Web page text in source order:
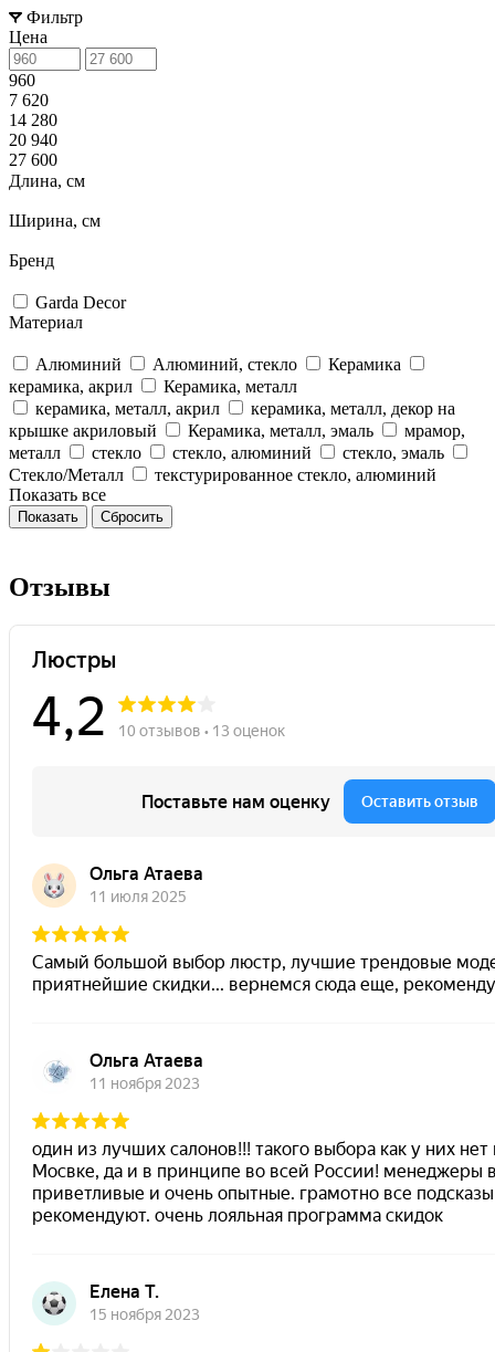
Фильтр
Цена
960
7 620
14 280
20 940
27 600
Длина, см
Ширина, см
Бренд
Garda Decor
Материал
Алюминий Алюминий, стекло
Керамика
керамика, акрил
Керамика, металл
керамика, металл, акрил
керамика, металл, декор на
крышке акриловый
Керамика, металл, эмаль
мрамор,
металл
стекло стекло, алюминий
стекло, эмаль
Стекло/Металл
текстурированное стекло, алюминий
Показать все
Сбросить
Отзывы